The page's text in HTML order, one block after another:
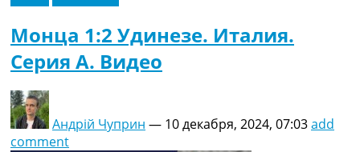
Монца 1:2 Удинезе. Италия.
Серия A. Видео
Андрій Чуприн — 10 декабря, 2024, 07:03add
comment